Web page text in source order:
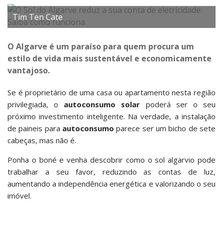
Tim Ten Cate
O Algarve é um paraíso para quem procura um
estilo de vida mais sustentável e economicamente
vantajoso.
Se é proprietário de uma casa ou apartamento nesta região
privilegiada, o autoconsumo solar poderá ser o seu
próximo investimento inteligente. Na verdade, a instalação
de paineis para autoconsumo parece ser um bicho de sete
cabeças, mas não é.
Ponha o boné e venha descobrir como o sol algarvio pode
trabalhar a seu favor, reduzindo as contas de luz,
aumentando a independência energética e valorizando o seu
imóvel.